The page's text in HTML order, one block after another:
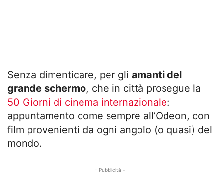
Senza dimenticare, per gli amanti del
grande schermo, che in città prosegue la
50 Giorni di cinema internazionale:
appuntamento come sempre all’Odeon, con
film provenienti da ogni angolo (o quasi) del
mondo.
- Pubblicità -